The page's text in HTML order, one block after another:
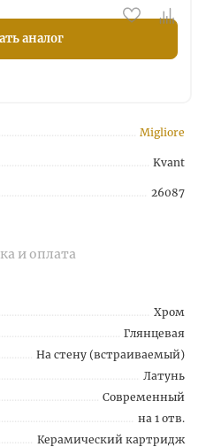
аналог
Migliore
Kvant
26087
и оплата
Хром
Глянцевая
На стену (встраиваемый)
Латунь
Современный
на 1 отв.
Керамический картридж